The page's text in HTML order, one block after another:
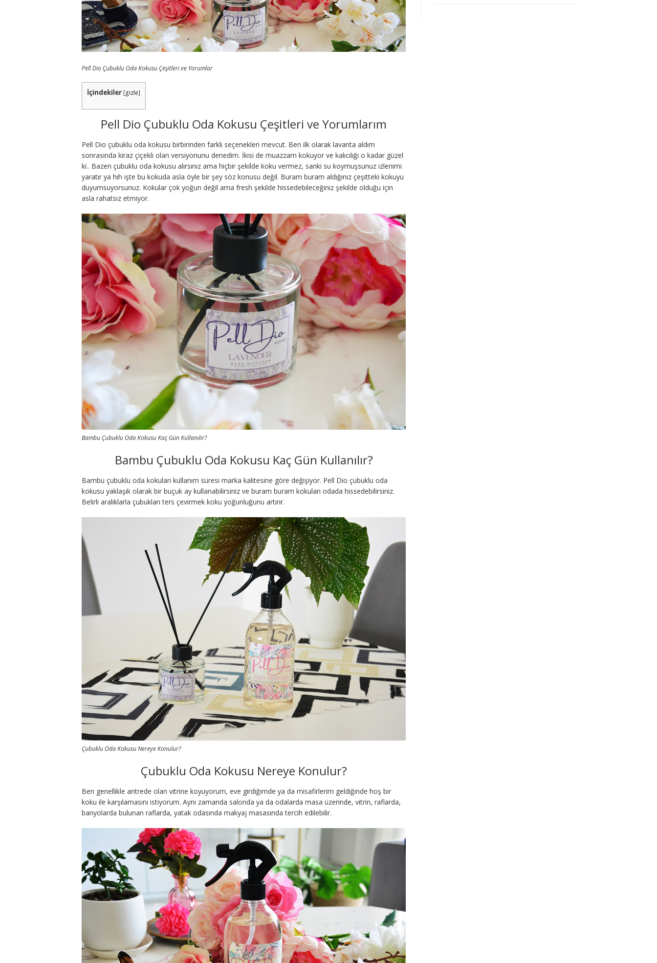
Pell Dio Çubuklu Oda Kokusu Çeşitleri ve Yorumlar
İçindekiler [gizle]
Pell Dio Çubuklu Oda Kokusu Çeşitleri ve Yorumlarım
Pell Dio çubuklu oda kokusu birbirinden farklı seçenekleri mevcut. Ben ilk olarak lavanta aldım
sonrasında kiraz çiçekli olan versiyonunu denedim. İkisi de muazzam kokuyor ve kalıcılığı o kadar güzel
ki.. Bazen çubuklu oda kokusu alırsınız ama hiçbir şekilde koku vermez, sanki su koymuşsunuz izlenimi
yaratır ya hıh işte bu kokuda asla öyle bir şey söz konusu değil. Buram buram aldığınız çeşitteki kokuyu
duyumsuyorsunuz. Kokular çok yoğun değil ama fresh şekilde hissedebileceğiniz şekilde olduğu için
asla rahatsız etmiyor.
Bambu Çubuklu Oda Kokusu Kaç Gün Kullanılır?
Bambu Çubuklu Oda Kokusu Kaç Gün Kullanılır?
Bambu çubuklu oda kokuları kullanım süresi marka kalitesine göre değişiyor. Pell Dio çubuklu oda
kokusu yaklaşık olarak bir buçuk ay kullanabilirsiniz ve buram buram kokuları odada hissedebilirsiniz.
Belirli aralıklarla çubukları ters çevirmek koku yoğunluğunu artırır.
Çubuklu Oda Kokusu Nereye Konulur?
Çubuklu Oda Kokusu Nereye Konulur?
Ben genellikle antrede olan vitrine koyuyorum, eve girdiğimde ya da misafirlerim geldiğinde hoş bir
koku ile karşılamasını istiyorum. Aynı zamanda salonda ya da odalarda masa üzerinde, vitrin, raflarda,
banyolarda bulunan raflarda, yatak odasında makyaj masasında tercih edilebilir.